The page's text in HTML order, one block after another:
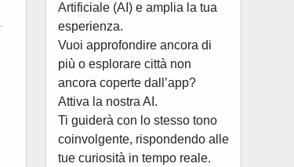
Artificiale (AI) e amplia la tua
esperienza.
Vuoi approfondire ancora di
più o esplorare città non
ancora coperte dall’app?
Attiva la nostra AI.
Ti guiderà con lo stesso tono
coinvolgente, rispondendo alle
tue curiosità in tempo reale.